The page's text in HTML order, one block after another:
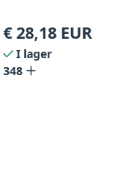
€28,18 EUR
I lager
348